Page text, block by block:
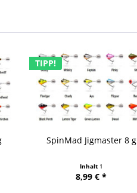
TIPP!
SpinMad Jigmaster 8 g
Inhalt 1
8,99 € *